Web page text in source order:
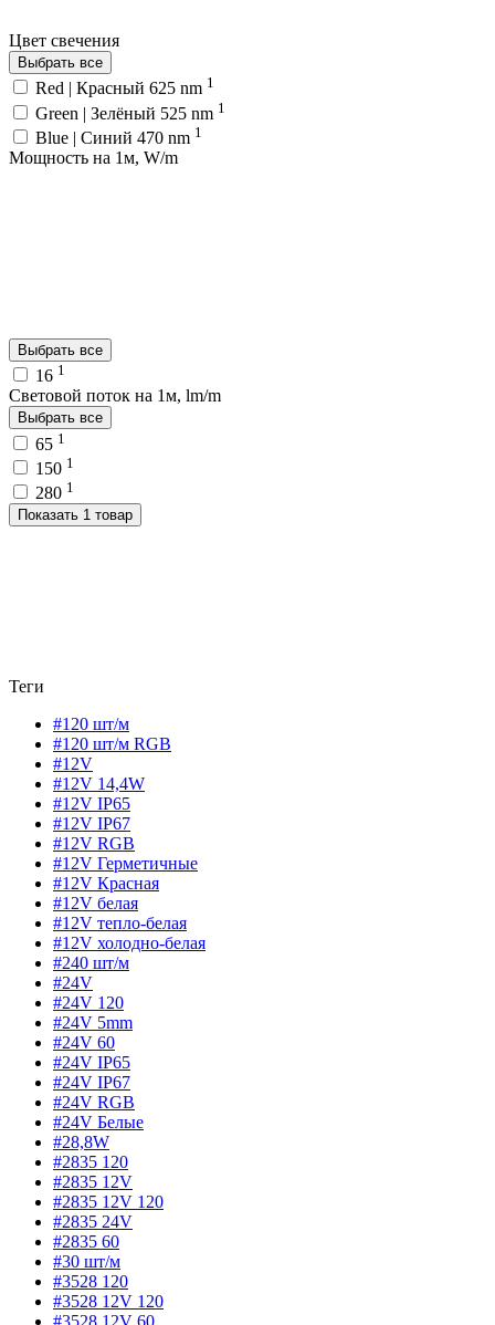
Цвет свечения
Выбрать все
Red | Красный 625 nm 1
Green | Зелёный 525 nm 1
Blue | Синий 470 nm 1
Мощность на 1м, W/m
Выбрать все
16 1
Световой поток на 1м, lm/m
Выбрать все
65 1
150 1
280 1
Показать 1 товар
Теги
#120 шт/м
#120 шт/м RGB
#12V
#12V 14,4W
#12V IP65
#12V IP67
#12V RGB
#12V Герметичные
#12V Красная
#12V белая
#12V тепло-белая
#12V холодно-белая
#240 шт/м
#24V
#24V 120
#24V 5mm
#24V 60
#24V IP65
#24V IP67
#24V RGB
#24V Белые
#28,8W
#2835 120
#2835 12V
#2835 12V 120
#2835 24V
#2835 60
#30 шт/м
#3528 120
#3528 12V 120